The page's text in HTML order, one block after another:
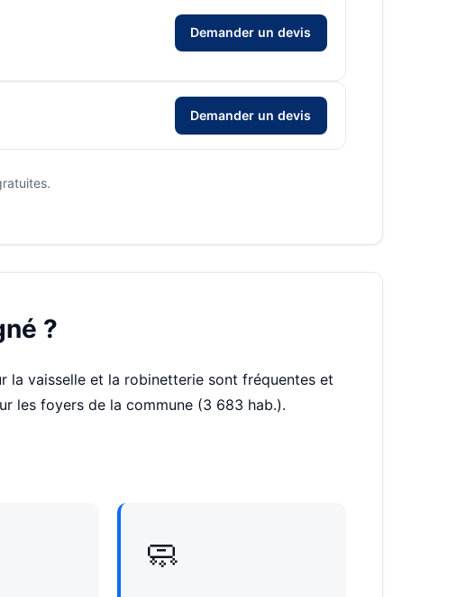
Demander un devis
Demander un devis
?
la vaisselle et la robinetterie sont fréquentes et
les foyers de la commune (3 683 hab.).
🧼